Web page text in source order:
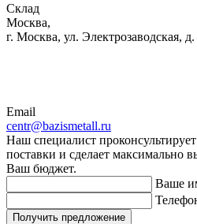
Склад
Москва,
г. Москва, ул. Электрозаводская,
Email
centr@bazismetall.ru
Наш специалист
поставки и сделает максимально
Ваш бюджет.
Ваше
Получить предложение